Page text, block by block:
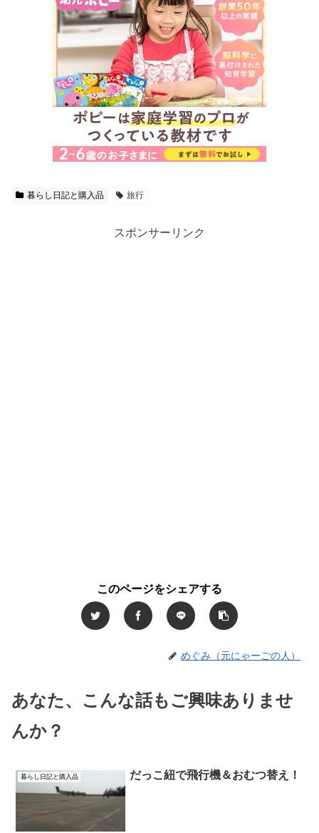
暮らし日記と購入品 旅行
スポンサーリンク
このページをシェアする
めぐみ（元にゃーごの人）
あなた、こんな話もご興味ありませ
んか？
暮らし日記と購入品 だっこ紐で飛行機＆おむつ替え！